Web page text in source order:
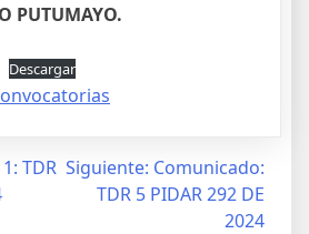
PUTUMAYO.
Descargar
TDR Siguiente: Comunicado:
TDR 5 PIDAR 292 DE
2024